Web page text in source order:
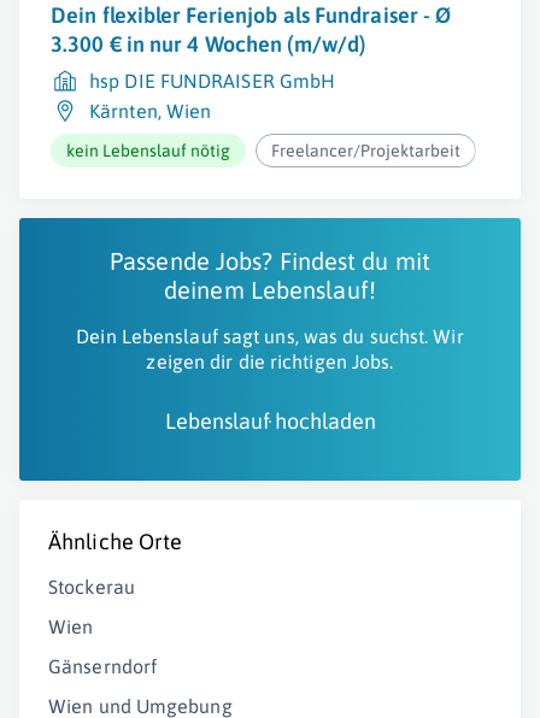
Dein flexibler Ferienjob als Fundraiser - Ø
3.300 € in nur 4 Wochen (m/w/d)
hsp DIE FUNDRAISER GmbH
Kärnten, Wien
kein Lebenslauf nötig Freelancer/Projektarbeit
Passende Jobs? Findest du mit
deinem Lebenslauf!
Dein Lebenslauf sagt uns, was du suchst. Wir
zeigen dir die richtigen Jobs.
Lebenslauf hochladen
Ähnliche Orte
Stockerau
Wien
Gänserndorf
Wien und Umgebung